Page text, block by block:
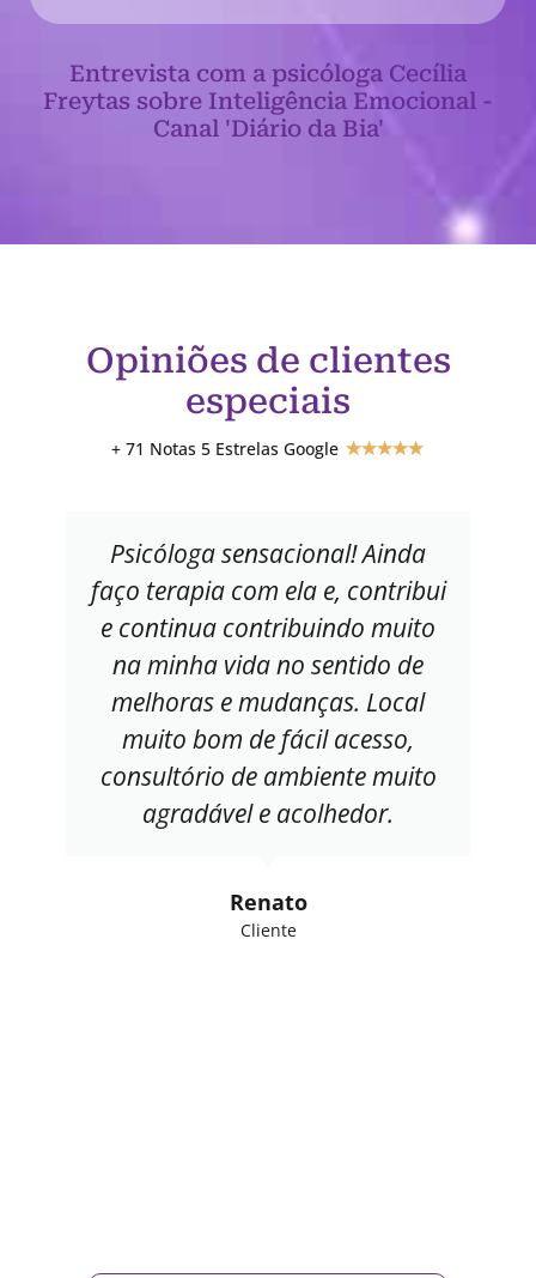
Entrevista com a psicóloga Cecília
Freytas sobre Inteligência Emocional -
Canal 'Diário da Bia'
Opiniões de clientes
especiais
+ 71 Notas 5 Estrelas Google ★★★★★
Psicóloga sensacional! Ainda
faço terapia com ela e, contribui
e continua contribuindo muito
na minha vida no sentido de
melhoras e mudanças. Local
muito bom de fácil acesso,
consultório de ambiente muito
agradável e acolhedor.
Renato
Cliente